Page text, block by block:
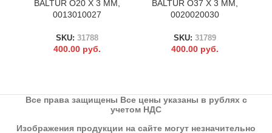
BALTUR O20 X 3 ММ,
0013010027
SKU: 31788
400.00 руб.
BALTUR O37 X 3 ММ,
0020020030
SKU: 31789
400.00 руб.
Все права защищены Все цены указаны в рублях с
учетом НДС
Изображения продукции на сайте могут незначительно